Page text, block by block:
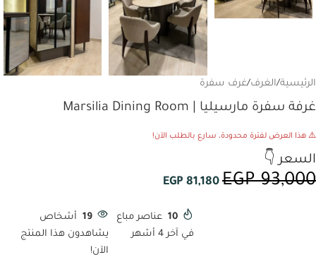
الرئيسية/الغرف/غرف سفرة
غرفة سفرة مارسيليا | Marsilia Dining Room
⚠️ هذا العرض لفترة محدودة، سارع بالطلب الآن!
السعر 👇
EGP93,000
EGP 81,180
10 عناصر مباع
في آخر 4 أشهر
19 أشخاص
يشاهدون هذا المنتج
الآن!